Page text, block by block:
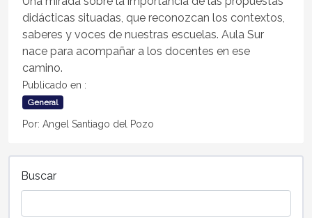
didácticas situadas, que reconozcan los contextos,
saberes y voces de nuestras escuelas. Aula Sur
nace para acompañar a los docentes en ese
camino.
Publicado en :
General
Por: Angel Santiago del Pozo
Buscar